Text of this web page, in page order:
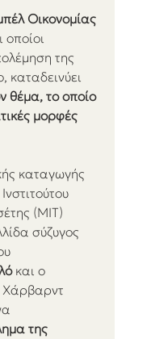
Οικονομίας
οποίοι
της
καταδεινύει
θέμα, το οποίο
μορφές
καταγωγής
(MIT)
σύζυγος
και ο
Χάρβαρντ
της